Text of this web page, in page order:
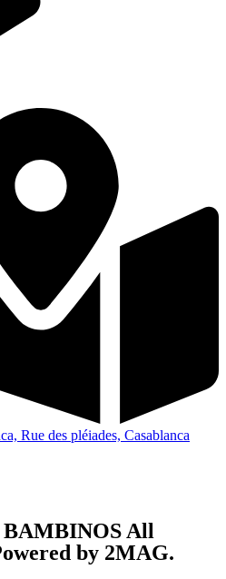
Rue des pléiades, Casablanca
All
by 2MAG.